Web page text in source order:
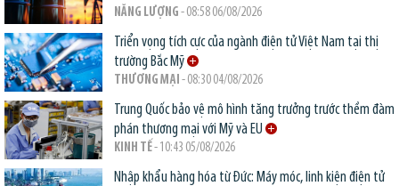
NĂNG LƯỢNG - 08:58 06/08/2026
Triển vọng tích cực của ngành điện tử Việt Nam tại thị
trường Bắc Mỹ
THƯƠNG MẠI - 08:30 04/08/2026
Trung Quốc bảo vệ mô hình tăng trưởng trước thềm đàm
phán thương mại với Mỹ và EU
KINH TẾ- 10:43 05/08/2026
Nhập khẩu hàng hóa từ Đức: Máy móc, linh kiện điện tử